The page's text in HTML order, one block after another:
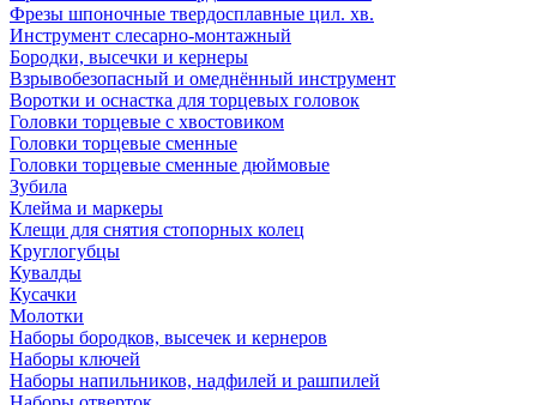
Фрезы шпоночные твердосплавные цил. хв.
Инструмент слесарно-монтажный
Бородки, высечки и кернеры
Взрывобезопасный и омеднённый инструмент
Воротки и оснаcтка для торцевых головок
Головки торцевые с хвостовиком
Головки торцевые сменные
Головки торцевые сменные дюймовые
Зубила
Клейма и маркеры
Клещи для снятия стопорных колец
Круглогубцы
Кувалды
Кусачки
Молотки
Наборы бородков, высечек и кернеров
Наборы ключей
Наборы напильников, надфилей и рашпилей